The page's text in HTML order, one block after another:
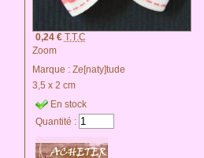
0,24 € T.T.C
Zoom
Marque : Ze[naty]tude
3,5 x 2 cm
En stock
Quantité :